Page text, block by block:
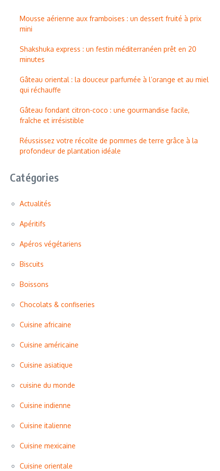
Mousse aérienne aux framboises : un dessert fruité à prix
mini
Shakshuka express : un festin méditerranéen prêt en 20
minutes
Gâteau oriental : la douceur parfumée à l’orange et au miel
qui réchauffe
Gâteau fondant citron-coco : une gourmandise facile,
fraîche et irrésistible
Réussissez votre récolte de pommes de terre grâce à la
profondeur de plantation idéale
Catégories
Actualités
Apéritifs
Apéros végétariens
Biscuits
Boissons
Chocolats & confiseries
Cuisine africaine
Cuisine américaine
Cuisine asiatique
cuisine du monde
Cuisine indienne
Cuisine italienne
Cuisine mexicaine
Cuisine orientale